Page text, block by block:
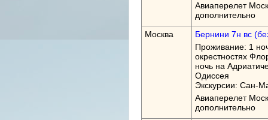
Авиаперелет
дополнительно
Москва
Бернини 7н вс
Проживание: 1
окрестностях
ночь на
Одиссея
Экскурсии: Сан-
Авиаперелет
дополнительно